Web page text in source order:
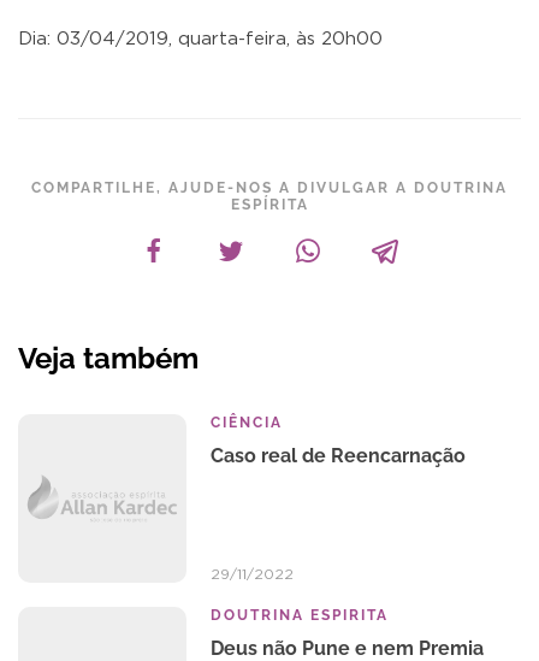
Dia: 03/04/2019, quarta-feira, às 20h00
COMPARTILHE, AJUDE-NOS A DIVULGAR A DOUTRINA
ESPÍRITA
Veja também
CIÊNCIA
Caso real de Reencarnação
29/11/2022
DOUTRINA ESPIRITA
Deus não Pune e nem Premia